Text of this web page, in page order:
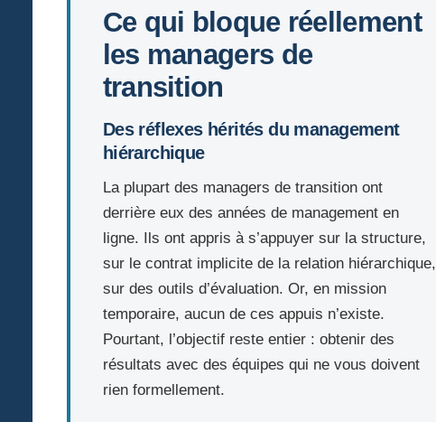
Ce qui bloque réellement
les managers de
transition
Des réflexes hérités du management
hiérarchique
La plupart des managers de transition ont
derrière eux des années de management en
ligne. Ils ont appris à s’appuyer sur la structure,
sur le contrat implicite de la relation hiérarchique,
sur des outils d’évaluation. Or, en mission
temporaire, aucun de ces appuis n’existe.
Pourtant, l’objectif reste entier : obtenir des
résultats avec des équipes qui ne vous doivent
rien formellement.